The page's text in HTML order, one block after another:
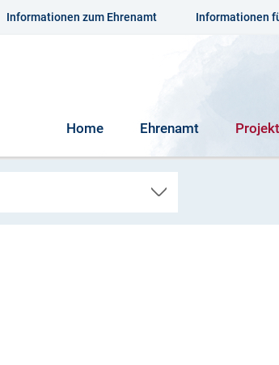
Informationen zum Ehrenamt Informationen
Home Ehrenamt